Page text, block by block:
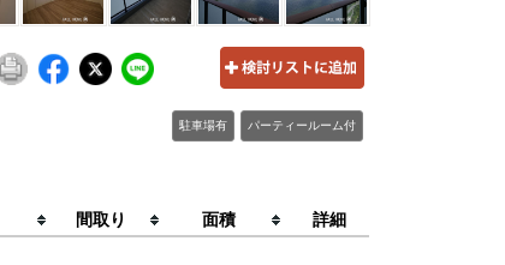
駐車場有 パーティールーム付
間取り 面積 詳細